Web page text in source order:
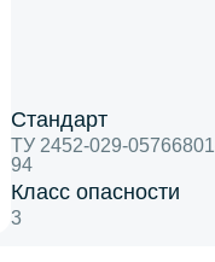
Стандарт
ТУ 2452-029-
94
Класс опасности
3